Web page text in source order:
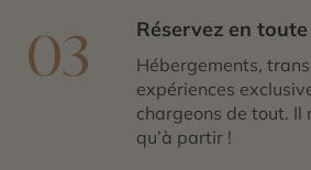
03 Réservez en
Hébergements,
expériences
chargeons de tout. Il
qu’à partir !